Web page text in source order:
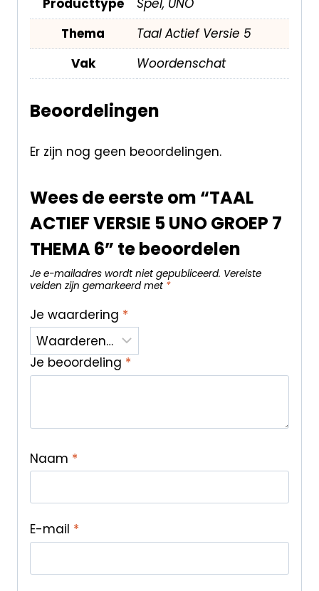
Thema
Taal Actief Versie 5
Vak
Woordenschat
Beoordelingen
Er zijn nog geen beoordelingen.
Wees de eerste om “TAAL
ACTIEF VERSIE 5 UNO GROEP 7
THEMA 6” te beoordelen
Je e-mailadres wordt niet gepubliceerd. Vereiste
velden zijn gemarkeerd met *
Je waardering *
Je beoordeling *
Naam *
E-mail *